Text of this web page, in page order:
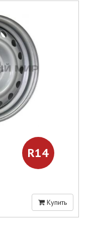
R14
Купить